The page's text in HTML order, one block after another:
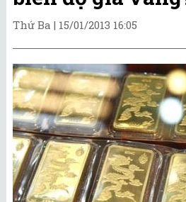
Thứ Ba | 15/01/2013 16:05